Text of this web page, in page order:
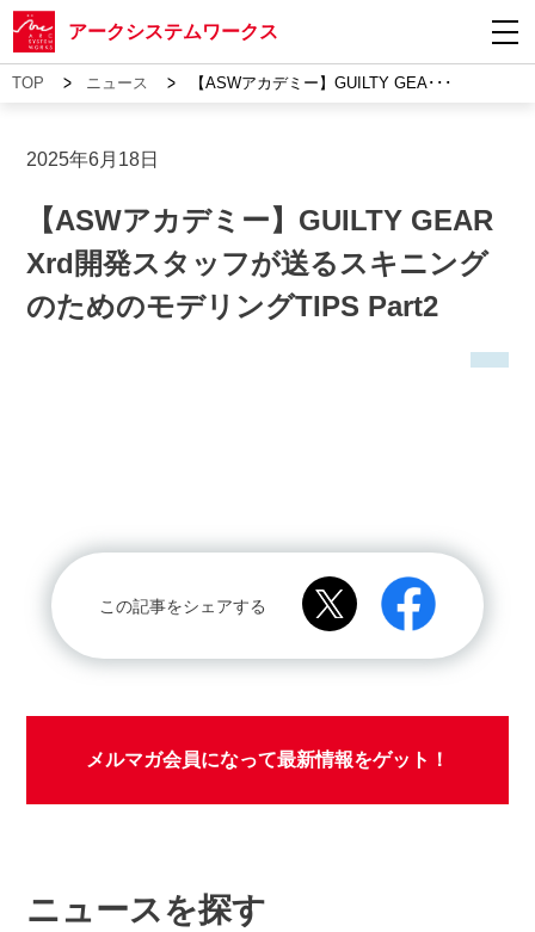
アークシステムワークス
TOP > ニュース > 【ASWアカデミー】GUILTY GEA･･･
2025年6月18日
【ASWアカデミー】GUILTY GEAR
Xrd開発スタッフが送るスキニング
のためのモデリングTIPS Part2
この記事をシェアする
メルマガ会員になって最新情報をゲット！
ニュースを探す